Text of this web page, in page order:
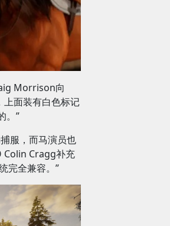
Morrison向
面装有白色标记
。”
服，而马演员也
Colin Cragg补充
完全兼容。”